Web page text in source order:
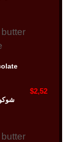
$2,52